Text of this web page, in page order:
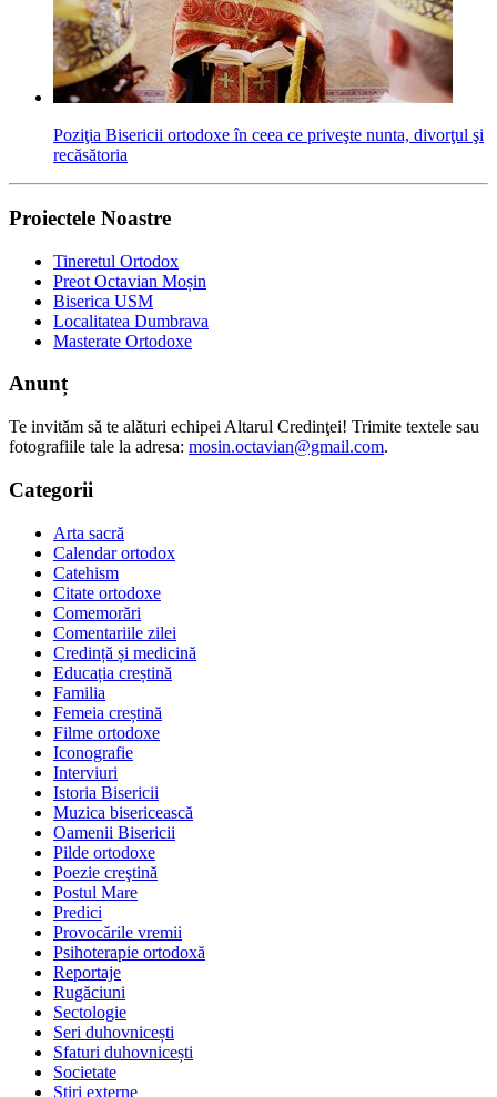
Poziţia Bisericii ortodoxe în ceea ce priveşte nunta, divorţul şi
recăsătoria
Proiectele Noastre
Tineretul Ortodox
Preot Octavian Moșin
Biserica USM
Localitatea Dumbrava
Masterate Ortodoxe
Anunț
Te invităm să te alături echipei Altarul Credinţei! Trimite textele sau
fotografiile tale la adresa: mosin.octavian@gmail.com.
Categorii
Arta sacră
Calendar ortodox
Catehism
Citate ortodoxe
Comemorări
Comentariile zilei
Credință și medicină
Educația creștină
Familia
Femeia creștină
Filme ortodoxe
Iconografie
Interviuri
Istoria Bisericii
Muzica bisericească
Oamenii Bisericii
Pilde ortodoxe
Poezie creştină
Postul Mare
Predici
Provocările vremii
Psihoterapie ortodoxă
Reportaje
Rugăciuni
Sectologie
Seri duhovnicești
Sfaturi duhovnicești
Societate
Știri externe